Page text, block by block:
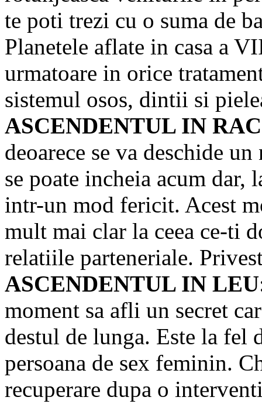
te poti trezi cu o suma de
Planetele aflate in casa a
urmatoare in orice
sistemul osos, dintii si
ASCENDENTUL IN RAC
deoarece se va deschide
se poate incheia acum dar,
intr-un mod fericit. Acest
mult mai clar la ceea ce-ti
relatiile parteneriale.
ASCENDENTUL IN LEU
moment sa afli un secret
destul de lunga. Este la fel
persoana de sex feminin.
recuperare dupa o